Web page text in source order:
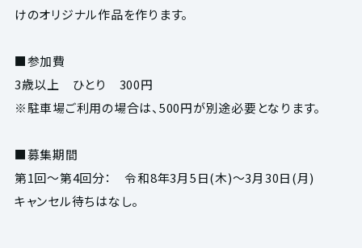
けのオリジナル作品を作ります。
■参加費
3歳以上 ひとり 300円
※駐車場ご利用の場合は、500円が別途必要となります。
■募集期間
第1回～第4回分： 令和8年3月5日(木)～3月30日(月)
キャンセル待ちはなし。